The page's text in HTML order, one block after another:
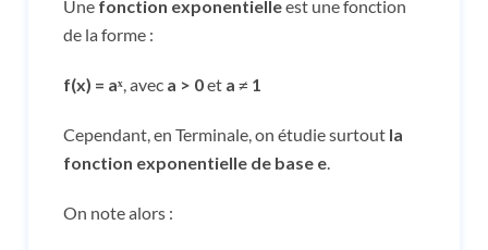
Une fonction exponentielleest une fonction
de la forme :
f(x) = aˣ , avec a > 0et a ≠ 1
Cependant, en Terminale, on étudie surtout la
fonction exponentielle de base e
On note alors :